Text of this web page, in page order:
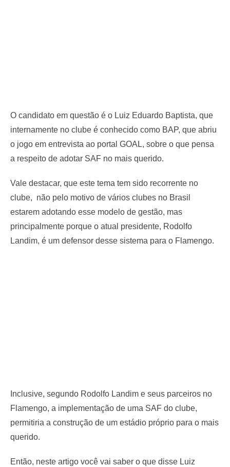
O candidato em questão é o Luiz Eduardo Baptista, que
internamente no clube é conhecido como BAP, que abriu
o jogo em entrevista ao portal GOAL, sobre o que pensa
a respeito de adotar SAF no mais querido.
Vale destacar, que este tema tem sido recorrente no
clube, não pelo motivo de vários clubes no Brasil
estarem adotando esse modelo de gestão, mas
principalmente porque o atual presidente, Rodolfo
Landim, é um defensor desse sistema para o Flamengo.
Inclusive, segundo Rodolfo Landim e seus parceiros no
Flamengo, a implementação de uma SAF do clube,
permitiria a construção de um estádio próprio para o mais
querido.
Então, neste artigo você vai saber o que disse Luiz